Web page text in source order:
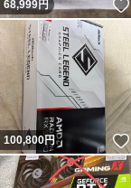
68,999円
100,800円